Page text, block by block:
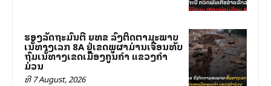
ຮອງລັດຖະມົນຕີ ຍທຂ ລົງຕິດຕາມສະພາບ
ເສັ້ນທາງເລກ 8A ຢູ່ເຂດພູຜາມ່ານເຈື່ອນທັບ
ຖົມເສັ້ນທາງເຂດເມືອງຄູນຄໍາ ແຂວງຄໍາ
ມ່ວນ
ທີ 7 August, 2026